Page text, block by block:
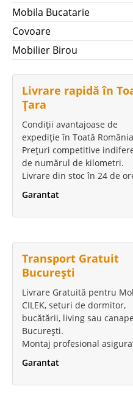
Mobila Bucatarie
Covoare
Mobilier Birou
Livrare rapidă în
Țara
Condiții avantajoase de
expediție în Toată
Prețuri competitive
de numărul de kilometri.
Livrare din stoc în 24 de
Garantat
Transport Gratuit
București
Livrare Gratuită pentru
CILEK, seturi de dormitor,
bucătării, living sau
București.
Montaj profesional
Garantat